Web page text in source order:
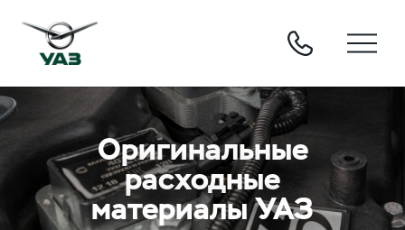
Оригинальные
расходные
материалы УАЗ